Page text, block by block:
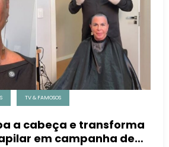
TV & FAMOSOS
a cabeça e transforma
em campanha de